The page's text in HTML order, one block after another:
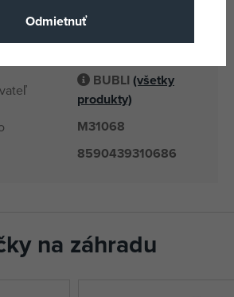
8590439310686,
BUBLI (všetky
produkty)
M31068
8590439310686
na záhradu
Odmietnuť